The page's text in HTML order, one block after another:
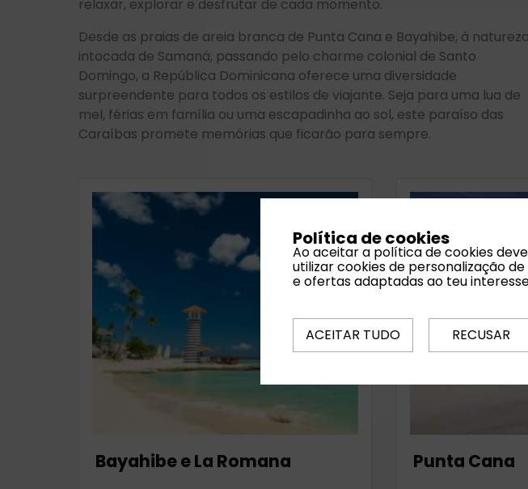
relaxar, explorar e desfrutar de cada momento.
Desde as praias de areia branca de Punta Cana e Bayahibe, à natureza
intocada de Samaná, passando pelo charme colonial de Santo
Domingo, a República Dominicana oferece uma diversidade
surpreendente para todos os estilos de viajante. Seja para uma lua de
mel, férias em família ou uma escapadinha ao sol, este paraíso das
Caraíbas promete memórias que ficarão para sempre.
Bayahibe e La Romana Punta Cana
Política de cookies
Ao aceitar a política de cookies
utilizar cookies de personalização
e ofertas adaptadas ao teu
ACEITAR TUDO RECUSAR